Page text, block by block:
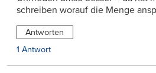
schreiben worauf die Menge
Antworten
1 Antwort